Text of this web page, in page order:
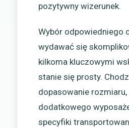
pozytywny wizerunek.
Wybór odpowiedniego
wydawać się
kilkoma kluczowymi
stanie się prosty.
dopasowanie rozmiaru,
dodatkowego
specyfiki